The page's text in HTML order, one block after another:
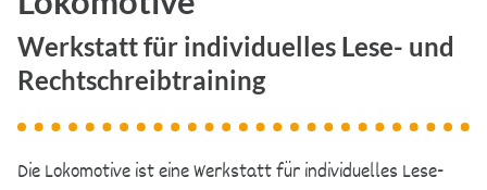
Werkstatt für individuelles Lese- und
Rechtschreibtraining
Die Lokomotive ist eine Werkstatt für individuelles Lese-